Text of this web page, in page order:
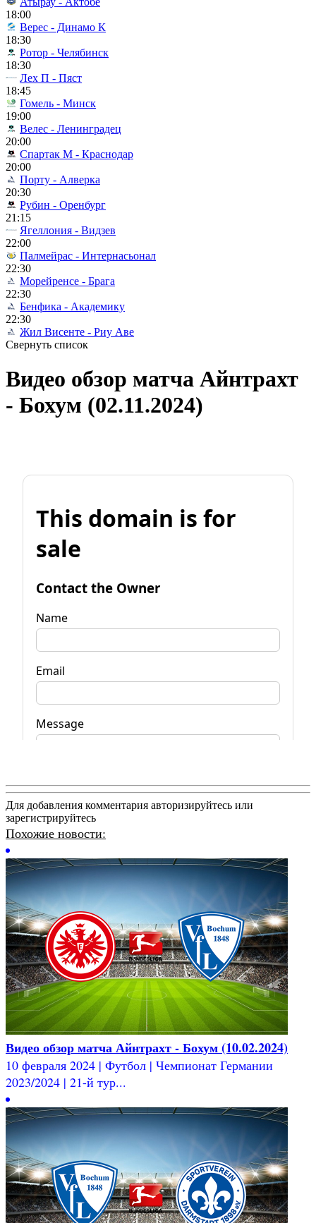
18:00
Верес - Динамо К
18:30
Ротор - Челябинск
18:30
Лех П - Пяст
18:45
Гомель - Минск
19:00
Велес - Ленинградец
20:00
Спартак М - Краснодар
20:00
Порту - Алверка
20:30
Рубин - Оренбург
21:15
Ягеллония - Видзев
22:00
Палмейрас - Интернасьонал
22:30
Морейренсе - Брага
22:30
Бенфика - Академику
22:30
Жил Висенте - Риу Аве
Свернуть список
Видео обзор матча Айнтрахт
- Бохум (02.11.2024)
Для добавления комментария авторизируйтесь или
зарегистрируйтесь
Похожие новости:
Видео обзор матча Айнтрахт - Бохум (10.02.2024)
10 февраля 2024 | Футбол | Чемпионат Германии
2023/2024 | 21-й тур...